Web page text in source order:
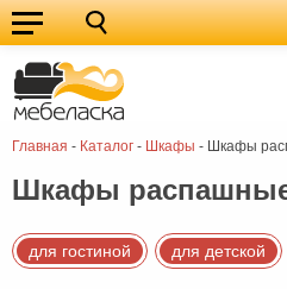
Главная - Каталог - Шкафы - Шкафы
Кухонные
гарнитуры
Мебель
для
кухни
Мебель
для
спальни
Кровати
Шкафы
Диваны
Шкафы
для гостиной для детской